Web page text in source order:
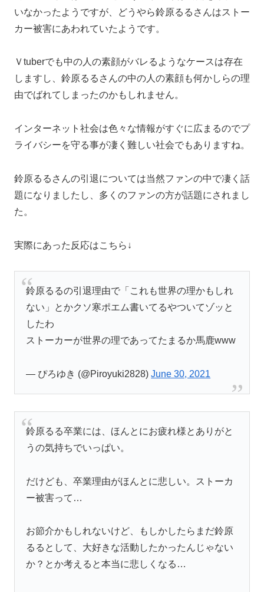
いなかったようですが、どうやら鈴原るるさんはストー
カー被害にあわれていたようです。
Ｖtuberでも中の人の素顔がバレるようなケースは存在
しますし、鈴原るるさんの中の人の素顔も何かしらの理
由でばれてしまったのかもしれません。
インターネット社会は色々な情報がすぐに広まるのでプ
ライバシーを守る事が凄く難しい社会でもありますね。
鈴原るるさんの引退については当然ファンの中で凄く話
題になりましたし、多くのファンの方が話題にされまし
た。
実際にあった反応はこちら↓
鈴原るるの引退理由で「これも世界の理かもしれ
ない」とかクソ寒ポエム書いてるやついてゾッと
したわ
ストーカーが世界の理であってたまるか馬鹿www
— ぴろゆき (@Piroyuki2828)June 30, 2021
鈴原るる卒業には、ほんとにお疲れ様とありがと
うの気持ちでいっぱい。
だけども、卒業理由がほんとに悲しい。ストーカ
ー被害って…
お節介かもしれないけど、もしかしたらまだ鈴原
るるとして、大好きな活動したかったんじゃない
か？とか考えると本当に悲しくなる…